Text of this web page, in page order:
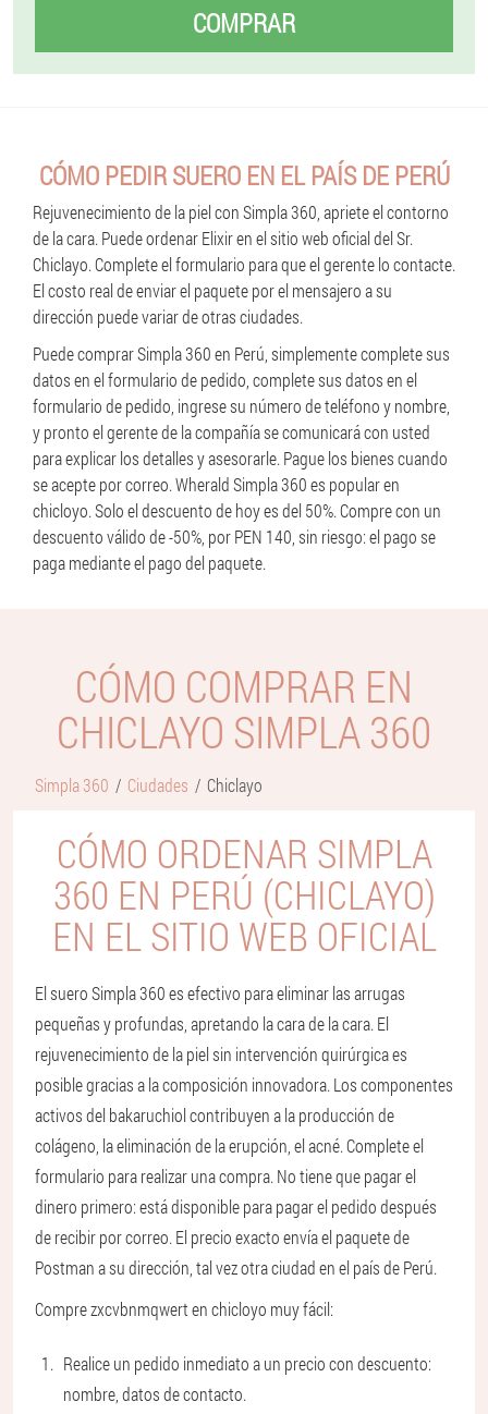
COMPRAR
CÓMO PEDIR SUERO EN EL PAÍS DE PERÚ
Rejuvenecimiento de la piel con Simpla 360, apriete el contorno
de la cara. Puede ordenar Elixir en el sitio web oficial del Sr.
Chiclayo. Complete el formulario para que el gerente lo contacte.
El costo real de enviar el paquete por el mensajero a su
dirección puede variar de otras ciudades.
Puede comprar Simpla 360 en Perú, simplemente complete sus
datos en el formulario de pedido, complete sus datos en el
formulario de pedido, ingrese su número de teléfono y nombre,
y pronto el gerente de la compañía se comunicará con usted
para explicar los detalles y asesorarle. Pague los bienes cuando
se acepte por correo. Wherald Simpla 360 es popular en
chicloyo. Solo el descuento de hoy es del 50%. Compre con un
descuento válido de -50%, por PEN 140, sin riesgo: el pago se
paga mediante el pago del paquete.
CÓMO COMPRAR EN
CHICLAYO SIMPLA 360
Simpla 360 Ciudades Chiclayo
CÓMO ORDENAR SIMPLA
360 EN PERÚ (CHICLAYO)
EN EL SITIO WEB OFICIAL
El suero Simpla 360 es efectivo para eliminar las arrugas
pequeñas y profundas, apretando la cara de la cara. El
rejuvenecimiento de la piel sin intervención quirúrgica es
posible gracias a la composición innovadora. Los componentes
activos del bakaruchiol contribuyen a la producción de
colágeno, la eliminación de la erupción, el acné. Complete el
formulario para realizar una compra. No tiene que pagar el
dinero primero: está disponible para pagar el pedido después
de recibir por correo. El precio exacto envía el paquete de
Postman a su dirección, tal vez otra ciudad en el país de Perú.
Compre zxcvbnmqwert en chicloyo muy fácil:
Realice un pedido inmediato a un precio con descuento:
nombre, datos de contacto.